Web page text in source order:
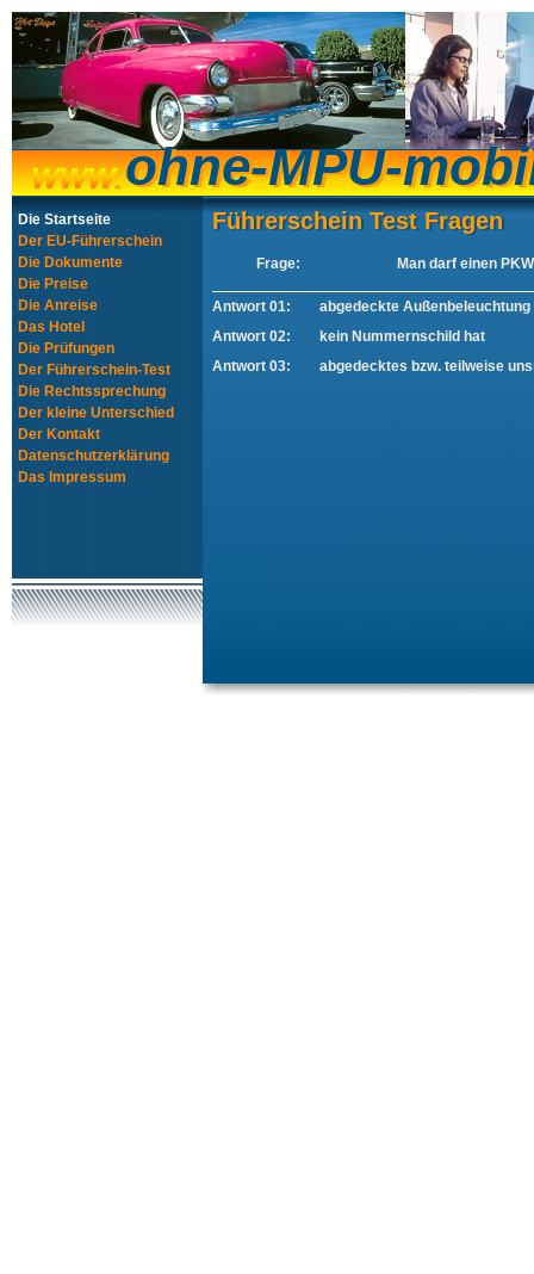
ohne-MPU-
ohne-MPU-
Die Startseite
Der EU-Führerschein
Die Dokumente
Die Preise
Die Anreise
Das Hotel
Die Prüfungen
Der Führerschein-Test
Die Rechtssprechung
Der kleine Unterschied
Der Kontakt
Datenschutzerklärung
Das Impressum
Führerschein Test Fragen
Führerschein Test Fragen
Frage: Man darf einen
Antwort 01:
abgedeckte Außenbeleuchtung
Antwort 02:
kein Nummernschild hat
Antwort 03:
abgedecktes bzw. teilweise